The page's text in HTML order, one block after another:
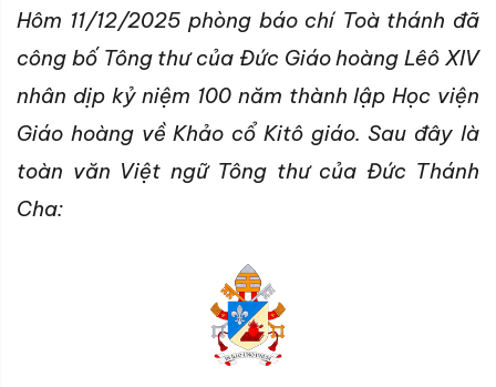
Hôm 11/12/2025 phòng báo chí Toà thánh đã
công bố Tông thư của Đức Giáo hoàng Lêô XIV
nhân dịp kỷ niệm 100 năm thành lập Học viện
Giáo hoàng về Khảo cổ Kitô giáo. Sau đây là
toàn văn Việt ngữ Tông thư của Đức Thánh
Cha: